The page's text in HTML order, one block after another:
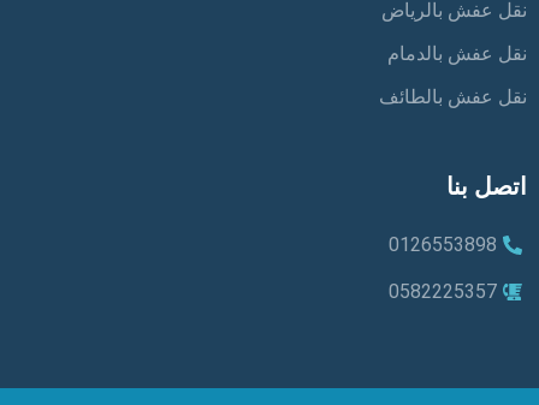
نقل عفش بالرياض
نقل عفش بالدمام
نقل عفش بالطائف
اتصل بنا
0126553898
0582225357